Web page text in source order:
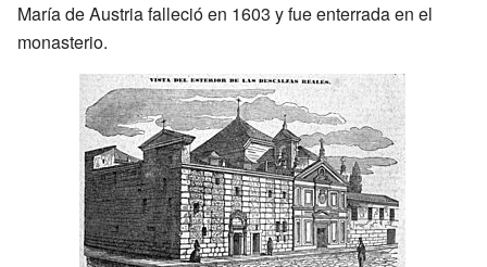
María de Austria falleció en 1603 y fue enterrada en el
monasterio.